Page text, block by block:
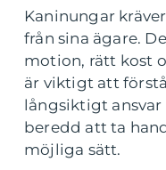
Kaninungar
från sina ägare.
motion, rätt kost
är viktigt att
långsiktigt ansvar
beredd att ta
möjliga sätt.